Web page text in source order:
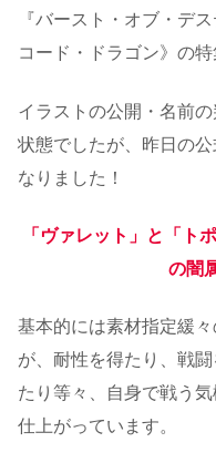
『バースト・オブ・デ
コード・ドラゴン》の特
イラストの公開・名前
状態でしたが、昨日の
なりました！
「ヴァレット」と「ト
の闇
基本的には素材指定緩
が、耐性を得たり、戦
たり等々、自身で戦う
仕上がっています。